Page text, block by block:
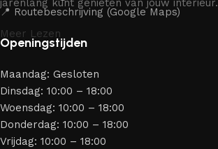
jarenlang kunt genieten van jouw interieur.
Meer Lezen
📍 Routebeschrijving (Google Maps)
Openingstijden
Maandag: Gesloten
Dinsdag: 10:00 – 18:00
Woensdag: 10:00 – 18:00
Donderdag: 10:00 – 18:00
Vrijdag: 10:00 – 18:00